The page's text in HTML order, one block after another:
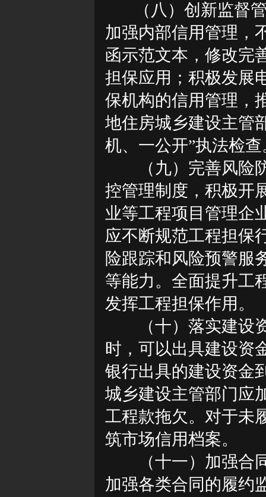
（八）创新监督
加强内部信用管理，
函示范文本，修改完
担保应用；积极发展
保机构的信用管理，
地住房城乡建设主管
机、一公开”执法检查
（九）完善风
控管理制度，积极开
业等工程项目管理企
应不断规范工程担保
险跟踪和风险预警服
等能力。全面提升工
发挥工程担保作用。
（十）落实建
时，可以出具建设资
银行出具的建设资金
城乡建设主管部门应
工程款拖欠。对于未
筑市场信用档案。
（十一）加强
加强各类合同的履约